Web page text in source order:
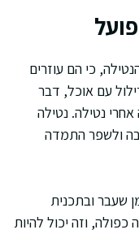
כי הם עוזרים
עם אוכל, דבר
נטילה. נטילה
ולשפר התמדה
שעבר ובתכנית
וזה יכול להיות